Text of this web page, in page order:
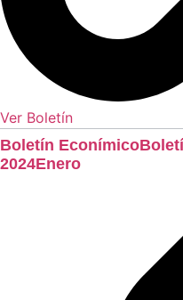
Ver Boletín
Boletín
2024Enero